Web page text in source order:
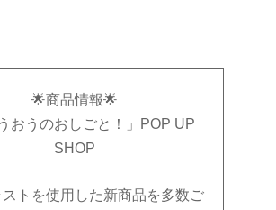
🌟商品情報🌟
おうのおしごと！」POP UP
SHOP
ストを使用した新商品を多数ご